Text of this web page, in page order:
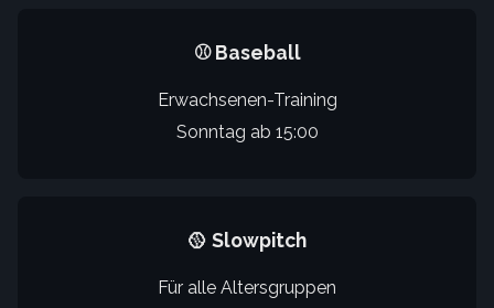
⚾ Baseball
Erwachsenen-Training
Sonntag ab 15:00
🥎 Slowpitch
Für alle Altersgruppen